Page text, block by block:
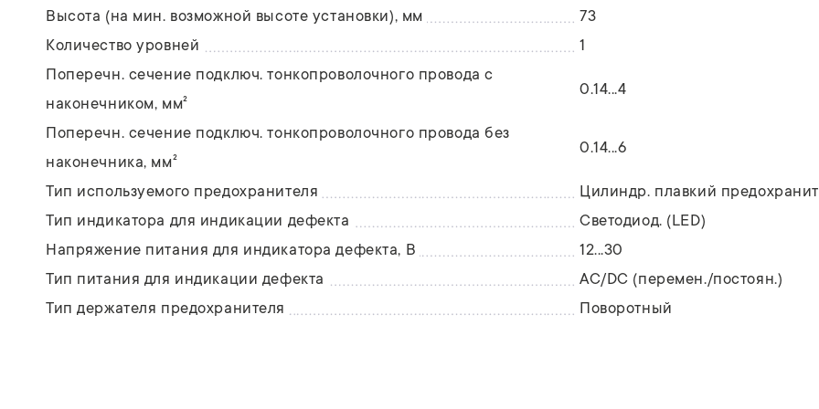
Высота (на мин. возможной высоте установки), мм
73
Количество уровней
1
Поперечн. сечение подключ. тонкопроволочного провода с
наконечником, мм²
0.14...4
Поперечн. сечение подключ. тонкопроволочного провода без
наконечника, мм²
0.14...6
Тип используемого предохранителя
Цилиндр. плавкий
5х20 мм
Тип индикатора для индикации дефекта
Светодиод. (LED)
Напряжение питания для индикатора дефекта, В
12...30
Тип питания для индикации дефекта
AC/DC (перемен./постоян.)
Тип держателя предохранителя
Поворотный